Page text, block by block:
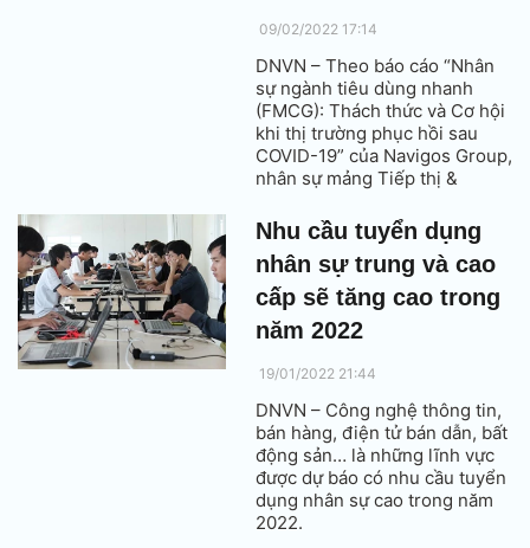
09/02/2022 17:14
DNVN – Theo báo cáo “Nhân
sự ngành tiêu dùng nhanh
(FMCG): Thách thức và Cơ hội
khi thị trường phục hồi sau
COVID-19” của Navigos Group,
nhân sự mảng Tiếp thị &
FMCG luôn được ưa thích.
Cùng với đó, nhân sự cấp
trung, cấp cao bắt buộc phải tự
làm mới bản thân để thích nghi
với sự thay đổi trong ngành.
Nhu cầu tuyển dụng
nhân sự trung và cao
cấp sẽ tăng cao trong
năm 2022
19/01/2022 21:44
DNVN – Công nghệ thông tin,
bán hàng, điện tử bán dẫn, bất
động sản… là những lĩnh vực
được dự báo có nhu cầu tuyển
dụng nhân sự cao trong năm
2022.